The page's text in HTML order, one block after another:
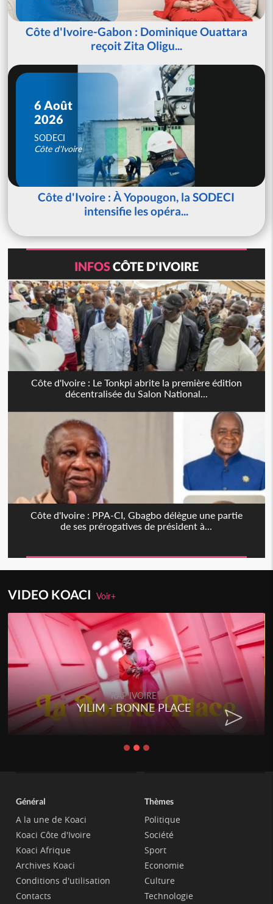
Côte d'Ivoire-Gabon : Dominique Ouattara
reçoit Zita Oligu...
6 Août
2026
SODECI
Côte d'Ivoire
Côte d'Ivoire : À Yopougon, la SODECI
intensifie les opéra...
INFOSCÔTE D'IVOIRE
Côte d'Ivoire : Le Tonkpi abrite la première édition
décentralisée du Salon National...
Côte d'Ivoire : PPA-CI, Gbagbo délègue une partie
de ses prérogatives de président à...
VIDEO KOACIVoir+
RAP IVOIRE
YILIM - BONNE PLACE
Général
A la une de Koaci
Koaci Côte d'Ivoire
Koaci Afrique
Archives Koaci
Conditions d'utilisation
Contacts
Thèmes
Politique
Société
Sport
Economie
Culture
Technologie